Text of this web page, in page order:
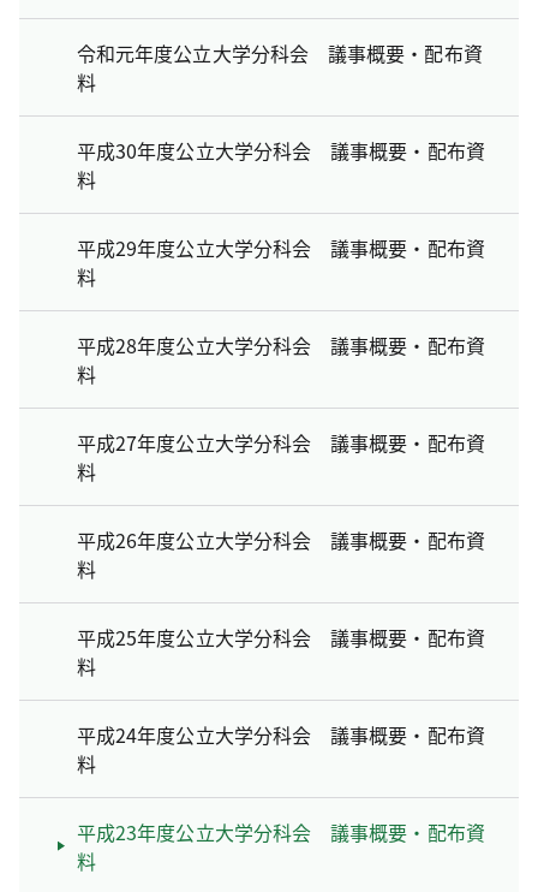
令和元年度公立大学分科会 議事概要・配布資
料
平成30年度公立大学分科会 議事概要・配布資
料
平成29年度公立大学分科会 議事概要・配布資
料
平成28年度公立大学分科会 議事概要・配布資
料
平成27年度公立大学分科会 議事概要・配布資
料
平成26年度公立大学分科会 議事概要・配布資
料
平成25年度公立大学分科会 議事概要・配布資
料
平成24年度公立大学分科会 議事概要・配布資
料
平成23年度公立大学分科会 議事概要・配布資
料